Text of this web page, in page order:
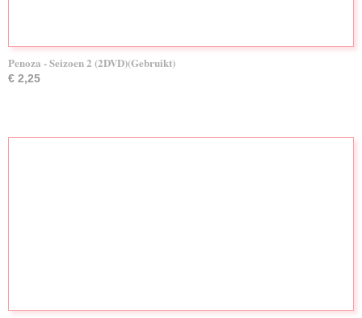
Penoza - Seizoen 2 (2DVD)(Gebruikt)
€ 2,25